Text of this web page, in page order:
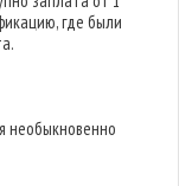
где были
необыкновенно